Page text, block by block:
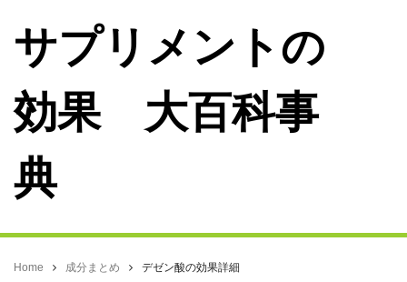
サプリメントの
効果 大百科事
典
Home 成分まとめ デゼン酸の効果詳細